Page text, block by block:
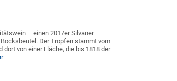
– einen 2017er Silvaner
Der Tropfen stammt vom
dort von einer Fläche, die bis 1818 der